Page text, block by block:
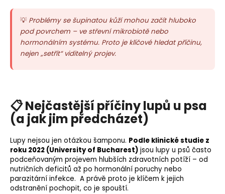
💡 Problémy se šupinatou kůží mohou začít hluboko
pod povrchem – ve střevní mikrobiotě nebo
hormonálním systému. Proto je klíčové hledat příčinu,
nejen „setřít“ viditelný projev.
📋 Nejčastější příčiny lupů u psa
(a jak jim předcházet)
Lupy nejsou jen otázkou šamponu. Podle klinické studie z
roku 2022 (University of Bucharest) jsou lupy u psů často
podceňovaným projevem hlubších zdravotních potíží – od
nutričních deficitů až po hormonální poruchy nebo
parazitární infekce. A právě proto je klíčem k jejich
odstranění pochopit, co je spouští.